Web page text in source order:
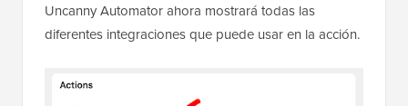
Uncanny Automator ahora mostrará todas las
diferentes integraciones que puede usar en la acción.